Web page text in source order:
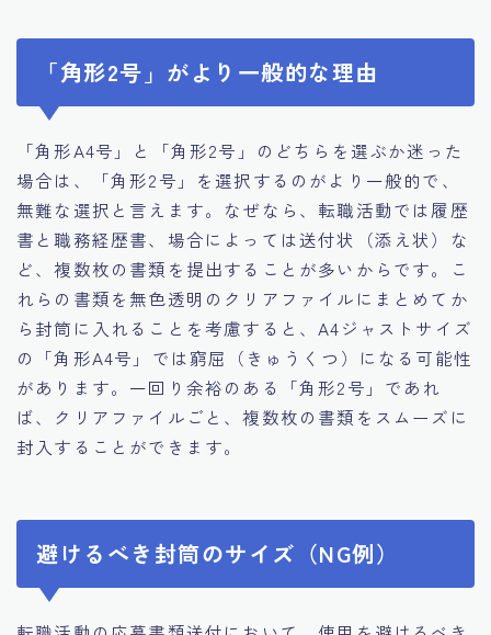
「角形2号」がより一般的な理由
「角形A4号」と「角形2号」のどちらを選ぶか迷った
場合は、「角形2号」を選択するのがより一般的で、
無難な選択と言えます。なぜなら、転職活動では履歴
書と職務経歴書、場合によっては送付状（添え状）な
ど、複数枚の書類を提出することが多いからです。こ
れらの書類を無色透明のクリアファイルにまとめてか
ら封筒に入れることを考慮すると、A4ジャストサイズ
の「角形A4号」では窮屈（きゅうくつ）になる可能性
があります。一回り余裕のある「角形2号」であれ
ば、クリアファイルごと、複数枚の書類をスムーズに
封入することができます。
避けるべき封筒のサイズ（NG例）